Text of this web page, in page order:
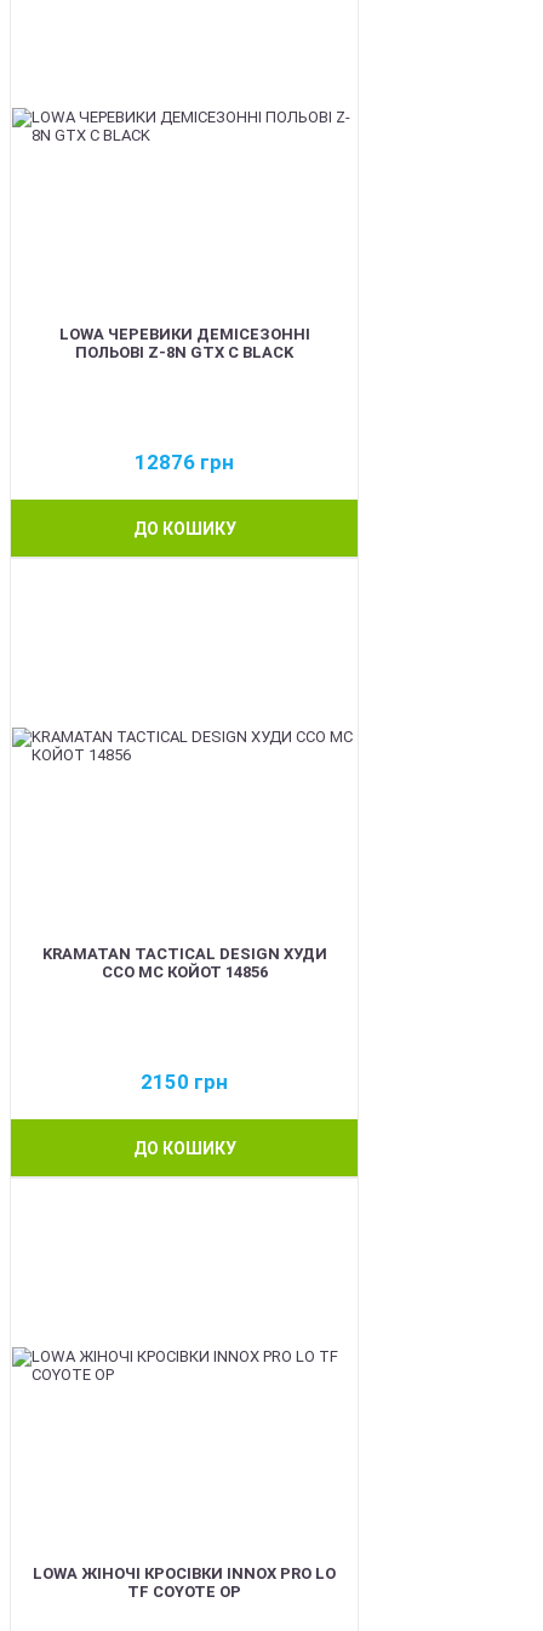
LOWA ЧЕРЕВИКИ ДЕМІСЕЗОННІ
ПОЛЬОВІ Z-8N GTX C BLACK
12876 грн
ДО КОШИКУ
KRAMATAN TACTICAL DESIGN ХУДИ
ССО МС КОЙОТ 14856
2150 грн
ДО КОШИКУ
LOWA ЖІНОЧІ КРОСІВКИ INNOX PRO LO
TF COYOTE OP